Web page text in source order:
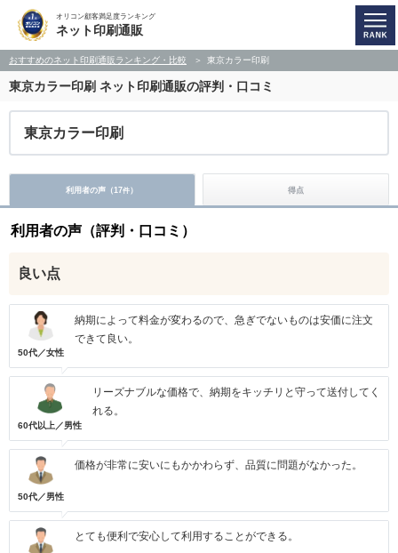
オリコン顧客満足度ランキング
ネット印刷通販
おすすめのネット印刷通販ランキング・比較 東京カラー印刷
東京カラー印刷 ネット印刷通販の評判・口コミ
東京カラー印刷
利用者の声（17件） 得点
利用者の声（評判・口コミ）
良い点
50代／女性
納期によって料金が変わるので、急ぎでないものは安価に注文
できて良い。
60代以上／男性
リーズナブルな価格で、納期をキッチリと守って送付してく
れる。
50代／男性
価格が非常に安いにもかかわらず、品質に問題がなかった。
とても便利で安心して利用することができる。